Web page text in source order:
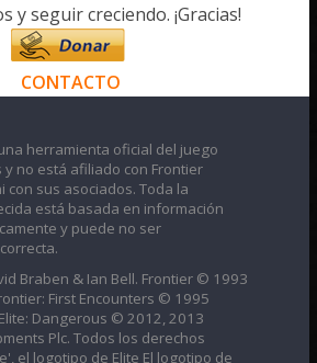
y seguir creciendo. ¡Gracias!
CONTACTO
herramienta oficial del juego
y no está afiliado con Frontier
con sus asociados. Toda la
está basada en información
y puede no ser
Braben & Ian Bell. Frontier © 1993
First Encounters © 1995
Dangerous © 2012, 2013
Plc. Todos los derechos
el logotipo de Elite El logotipo de